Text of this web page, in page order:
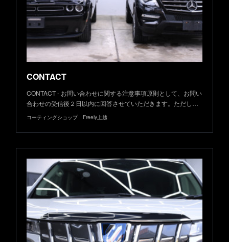
CONTACT
CONTACT - お問い合わせに関する注意事項原則として、お問い
合わせの受信後２日以内に回答させていただきます。ただし…
コーティングショップ Freely上越